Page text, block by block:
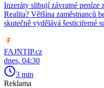
Inzeráty slibují závratné peníze
Realita? Většina zaměstnanců
skutečně vydělává šesticiferné
FAJNTIP.cz
dnes, 04:30
3 min
Reklama